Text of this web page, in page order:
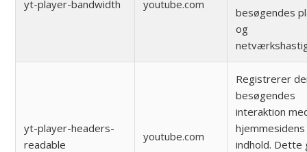
yt-player-bandwidth youtube.com
besøgendes
og
yt-player-headers-
readable
youtube.com
Registrerer
besøgendes
interaktion
indhold. Dette